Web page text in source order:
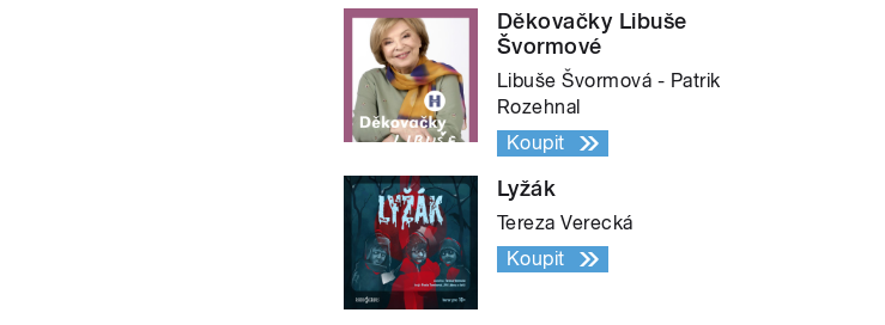
Děkovačky Libuše
Švormové
Libuše Švormová - Patrik
Rozehnal
Koupit
Lyžák
Tereza Verecká
Koupit